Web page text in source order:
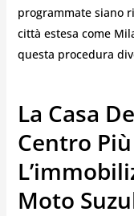
programmate siano
città estesa come
questa procedura
La Casa
Centro
Moto